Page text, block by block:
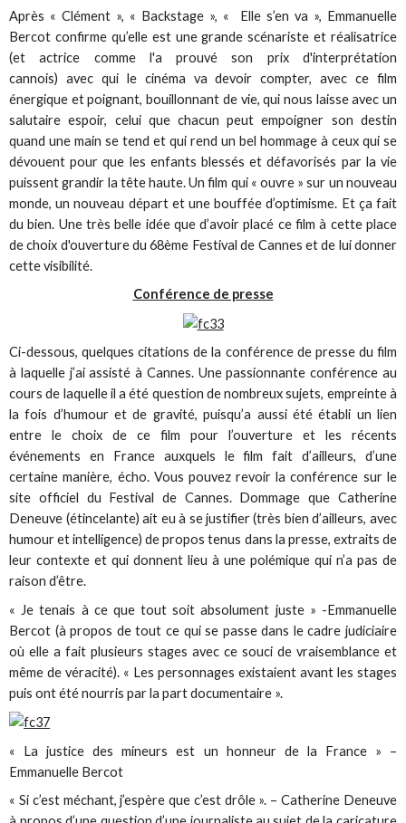
Après « Clément », « Backstage », « Elle s’en va », Emmanuelle
Bercot confirme qu’elle est une grande scénariste et réalisatrice
(et actrice comme l'a prouvé son prix d'interprétation
cannois) avec qui le cinéma va devoir compter, avec ce film
énergique et poignant, bouillonnant de vie, qui nous laisse avec un
salutaire espoir, celui que chacun peut empoigner son destin
quand une main se tend et qui rend un bel hommage à ceux qui se
dévouent pour que les enfants blessés et défavorisés par la vie
puissent grandir la tête haute. Un film qui « ouvre » sur un nouveau
monde, un nouveau départ et une bouffée d’optimisme. Et ça fait
du bien. Une très belle idée que d’avoir placé ce film à cette place
de choix d'ouverture du 68ème Festival de Cannes et de lui donner
cette visibilité.
Conférence de presse
Ci-dessous, quelques citations de la conférence de presse du film
à laquelle j’ai assisté à Cannes. Une passionnante conférence au
cours de laquelle il a été question de nombreux sujets, empreinte à
la fois d’humour et de gravité, puisqu’a aussi été établi un lien
entre le choix de ce film pour l’ouverture et les récents
événements en France auxquels le film fait d’ailleurs, d’une
certaine manière, écho. Vous pouvez revoir la conférence sur le
site officiel du Festival de Cannes. Dommage que Catherine
Deneuve (étincelante) ait eu à se justifier (très bien d’ailleurs, avec
humour et intelligence) de propos tenus dans la presse, extraits de
leur contexte et qui donnent lieu à une polémique qui n’a pas de
raison d’être.
« Je tenais à ce que tout soit absolument juste » -Emmanuelle
Bercot (à propos de tout ce qui se passe dans le cadre judiciaire
où elle a fait plusieurs stages avec ce souci de vraisemblance et
même de véracité). « Les personnages existaient avant les stages
puis ont été nourris par la part documentaire ».
« La justice des mineurs est un honneur de la France » –
Emmanuelle Bercot
« Si c’est méchant, j’espère que c’est drôle ». – Catherine Deneuve